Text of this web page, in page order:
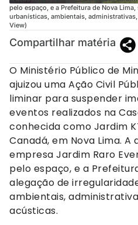
pelo espaço, e a Prefeitura de Nova
urbanísticas, ambientais,
View)
Compartilhar matéria
O Ministério Público de
ajuizou uma Ação Civil
liminar para suspender
eventos realizados na
conhecida como Jardim
Canadá, em Nova Lima.
empresa Jardim Raro
pelo espaço, e a
alegação de
ambientais,
acústicas.